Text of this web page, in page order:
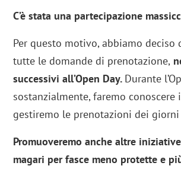
C’è stata una partecipazione
Per questo motivo, abbiamo deciso
tutte le domande di prenotazione,
successivi all’Open Day. Durante
sostanzialmente, faremo conoscere
gestiremo le prenotazioni dei giorni
Promuoveremo anche altre
magari per fasce meno protette e